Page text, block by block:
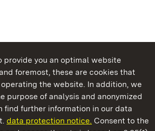
provide you an optimal website
foremost, these are cookies that
the website. In addition, we
purpose of analysis and anonymized
find further information in our data
data protection notice. Consent to the
Gardens of Baden-Wuerttemberg